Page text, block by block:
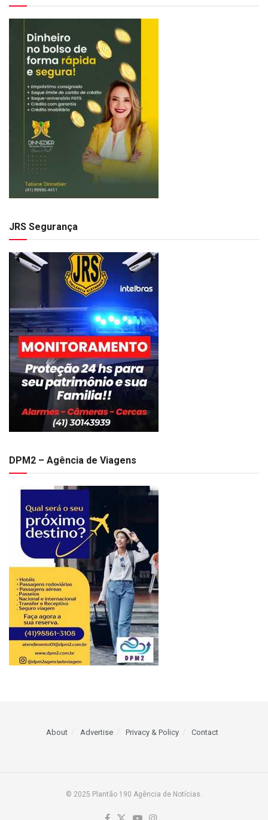
JRS Segurança
DPM2 – Agência de Viagens
About Advertise Privacy & Policy Contact
© 2025 Plantão 190 Agência de Notícias.